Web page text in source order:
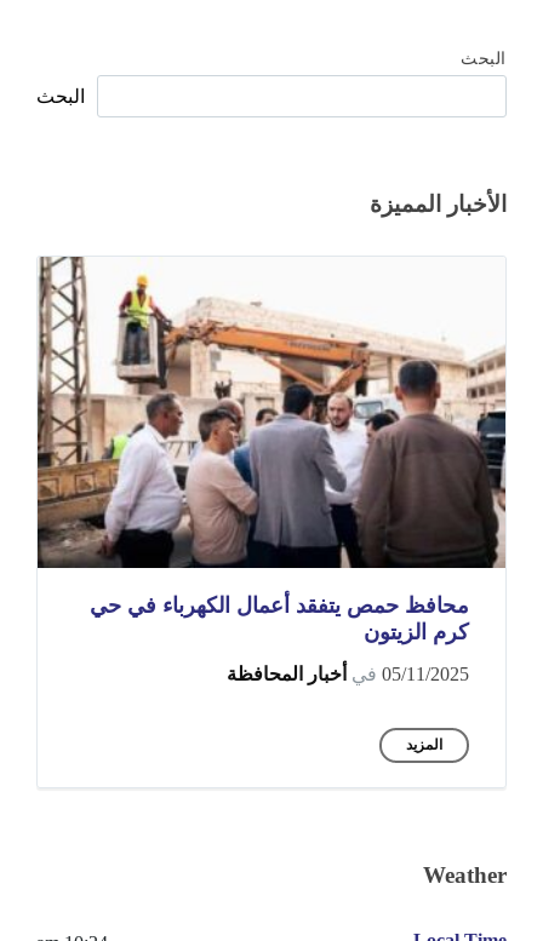
البحث
البحث
الأخبار المميزة
محافظ حمص يتفقد أعمال الكهرباء في حي
كرم الزيتون
05/11/2025 في أخبار المحافظة
المزيد
Weather